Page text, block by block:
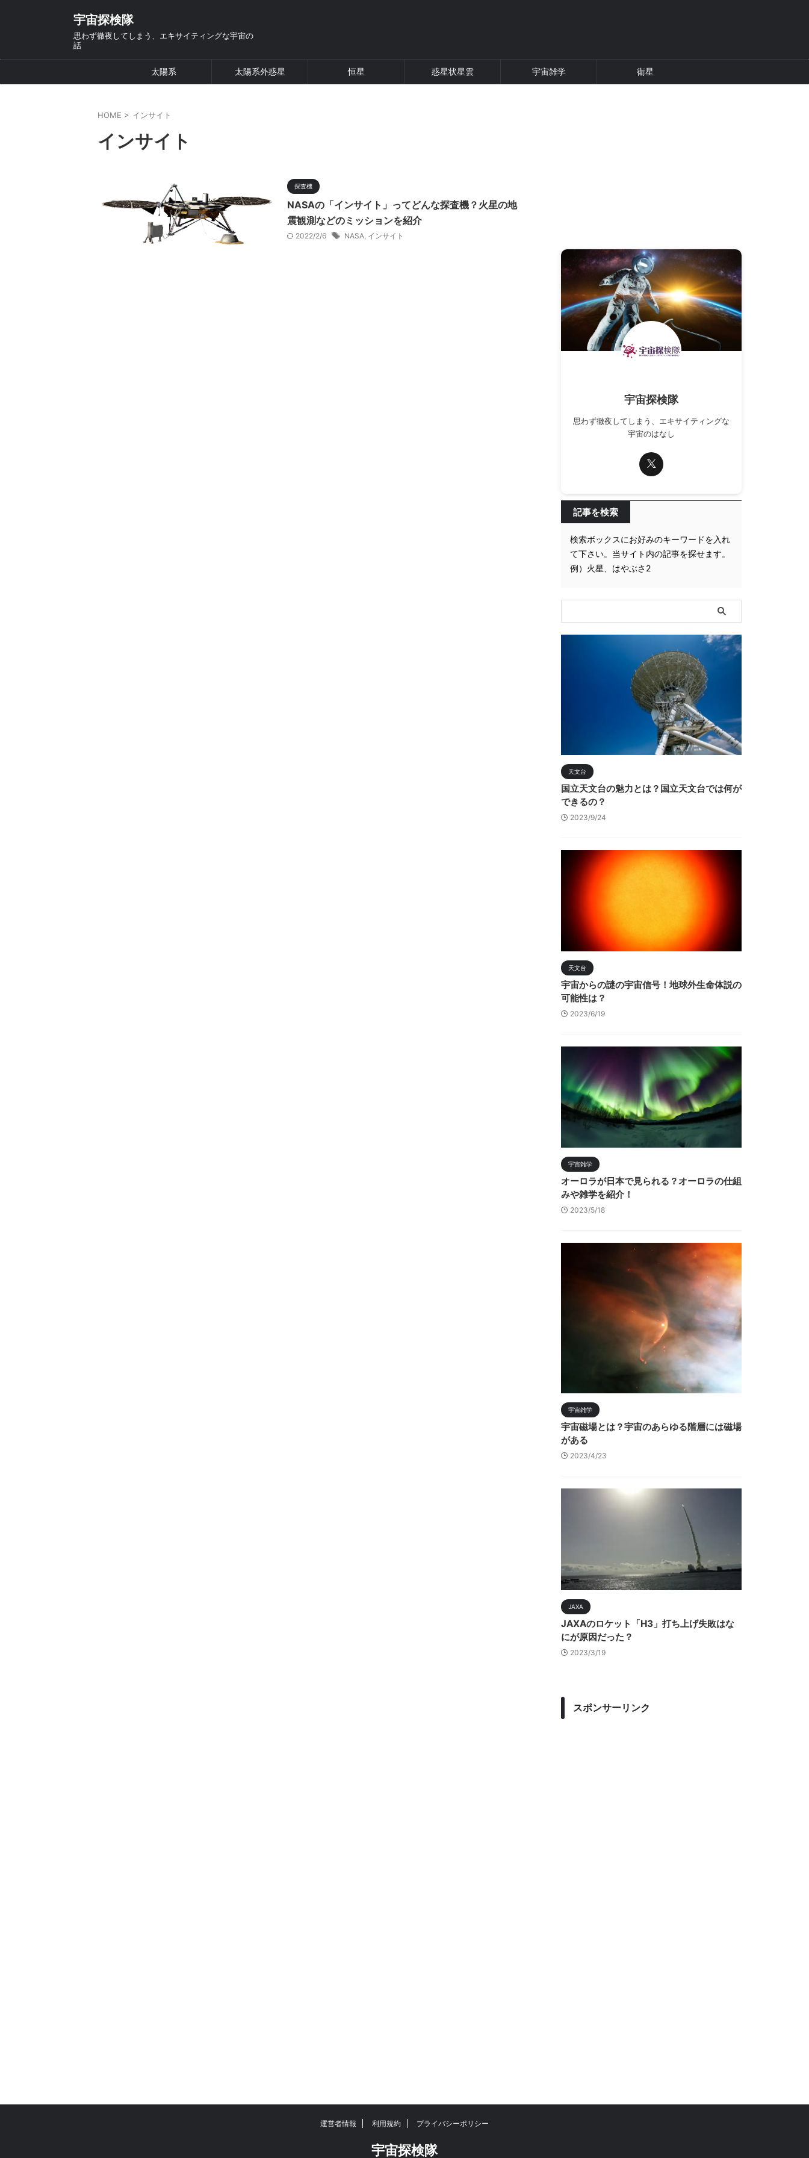
宇宙探検隊
思わず徹夜してしまう、エキサイティングな宇宙の
話
太陽系 太陽系外惑星 恒星 惑星状星雲 宇宙雑学 衛星
HOME > インサイト
インサイト
探査機
NASAの「インサイト」ってどんな探査機？火星の地
震観測などのミッションを紹介
2022/2/6 NASA, インサイト
宇宙探検隊
思わず徹夜してしまう、エキサイティングな
宇宙のはなし
記事を検索
検索ボックスにお好みのキーワードを入れ
て下さい。当サイト内の記事を探せます。
例）火星、はやぶさ2
天文台
国立天文台の魅力とは？国立天文台では何が
できるの？
2023/9/24
天文台
宇宙からの謎の宇宙信号！地球外生命体説の
可能性は？
2023/6/19
宇宙雑学
オーロラが日本で見られる？オーロラの仕組
みや雑学を紹介！
2023/5/18
宇宙雑学
宇宙磁場とは？宇宙のあらゆる階層には磁場
がある
2023/4/23
JAXA
JAXAのロケット「H3」打ち上げ失敗はな
にが原因だった？
2023/3/19
スポンサーリンク
運営者情報 利用規約 プライバシーポリシー
宇宙探検隊